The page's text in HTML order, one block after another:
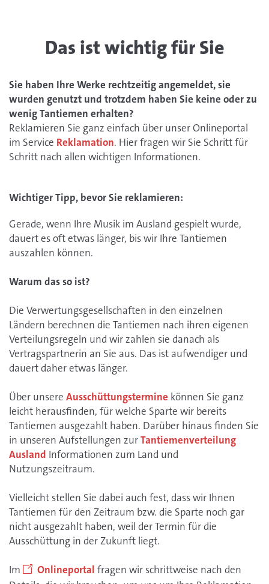
Das ist wichtig für Sie
Sie haben Ihre Werke rechtzeitig angemeldet, sie
wurden genutzt und trotzdem haben Sie keine oder zu
wenig Tantiemen erhalten?
Reklamieren Sie ganz einfach über unser Onlineportal
im Service Reklamation. Hier fragen wir Sie Schritt für
Schritt nach allen wichtigen Informationen.
Wichtiger Tipp, bevor Sie reklamieren:
Gerade, wenn Ihre Musik im Ausland gespielt wurde,
dauert es oft etwas länger, bis wir Ihre Tantiemen
auszahlen können.
Warum das so ist?
Die Verwertungsgesellschaften in den einzelnen
Ländern berechnen die Tantiemen nach ihren eigenen
Verteilungsregeln und wir zahlen sie danach als
Vertragspartnerin an Sie aus. Das ist aufwendiger und
dauert daher etwas länger.
Über unsere Ausschüttungstermine können Sie ganz
leicht herausfinden, für welche Sparte wir bereits
Tantiemen ausgezahlt haben. Darüber hinaus finden Sie
in unseren Aufstellungen zurTantiemenverteilung
Ausland Informationen zum Land und
Nutzungszeitraum.
Vielleicht stellen Sie dabei auch fest, dass wir Ihnen
Tantiemen für den Zeitraum bzw. die Sparte noch gar
nicht ausgezahlt haben, weil der Termin für die
Ausschüttung in der Zukunft liegt.
Im Onlineportal fragen wir schrittweise nach den